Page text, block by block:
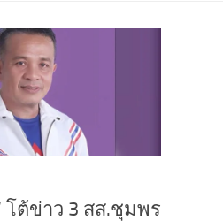
โต้ข่าว 3 สส.ชุมพร